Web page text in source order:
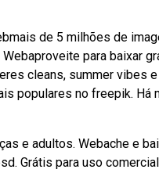
de 5 milhões de
para baixar
cleans, summer vibes
populares no freepik.
e adultos. Webache e
Grátis para uso